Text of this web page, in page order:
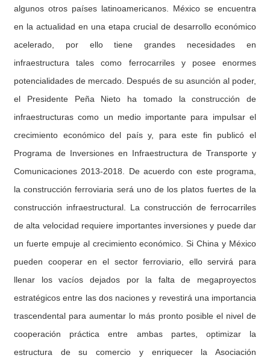
algunos otros países latinoamericanos. México se encuentra
en la actualidad en una etapa crucial de desarrollo económico
acelerado, por ello tiene grandes necesidades en
infraestructura tales como ferrocarriles y posee enormes
potencialidades de mercado. Después de su asunción al poder,
el Presidente Peña Nieto ha tomado la construcción de
infraestructuras como un medio importante para impulsar el
crecimiento económico del país y, para este fin publicó el
Programa de Inversiones en Infraestructura de Transporte y
Comunicaciones 2013-2018. De acuerdo con este programa,
la construcción ferroviaria será uno de los platos fuertes de la
construcción infraestructural. La construcción de ferrocarriles
de alta velocidad requiere importantes inversiones y puede dar
un fuerte empuje al crecimiento económico. Si China y México
pueden cooperar en el sector ferroviario, ello servirá para
llenar los vacíos dejados por la falta de megaproyectos
estratégicos entre las dos naciones y revestirá una importancia
trascendental para aumentar lo más pronto posible el nivel de
cooperación práctica entre ambas partes, optimizar la
estructura de su comercio y enriquecer la Asociación